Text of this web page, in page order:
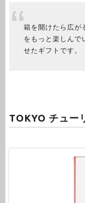
箱を開けたら広が
をもっと楽しんで
せたギフトです。
TOKYO チュー